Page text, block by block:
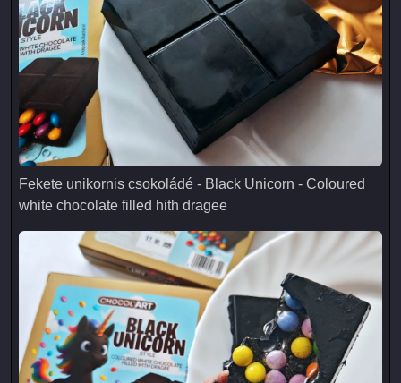
Fekete unikornis csokoládé - Black Unicorn - Coloured
Fekete unikornis csokoládé - Black Unicorn - Coloured
white chocolate filled hith dragee